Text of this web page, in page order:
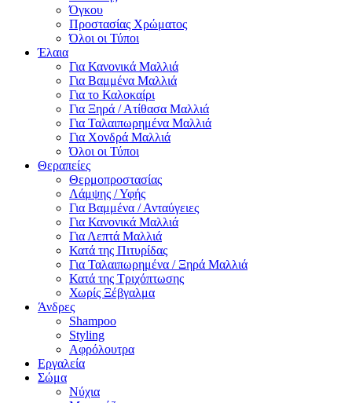
Όγκου
Προστασίας Χρώματος
Όλοι οι Τύποι
Έλαια
Για Κανονικά Μαλλιά
Για Βαμμένα Μαλλιά
Για το Καλοκαίρι
Για Ξηρά / Ατίθασα Μαλλιά
Για Ταλαιπωρημένα Μαλλιά
Για Χονδρά Μαλλιά
Όλοι οι Τύποι
Θεραπείες
Θερμοπροστασίας
Λάμψης / Υφής
Για Βαμμένα / Ανταύγειες
Για Κανονικά Μαλλιά
Για Λεπτά Μαλλιά
Κατά της Πιτυρίδας
Για Ταλαιπωρημένα / Ξηρά Μαλλιά
Κατά της Τριχόπτωσης
Χωρίς Ξέβγαλμα
Άνδρες
Shampoo
Styling
Αφρόλουτρα
Εργαλεία
Σώμα
Νύχια